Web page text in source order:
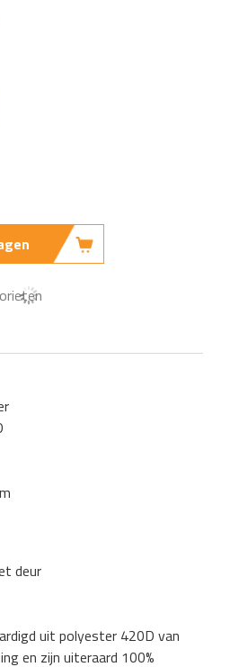
deur
uit polyester 420D van
en zijn uiteraard 100%